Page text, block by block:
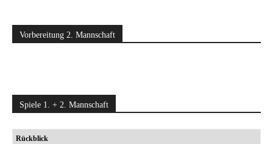
Vorbereitung 2. Mannschaft
Spiele 1. + 2. Mannschaft
Rückblick